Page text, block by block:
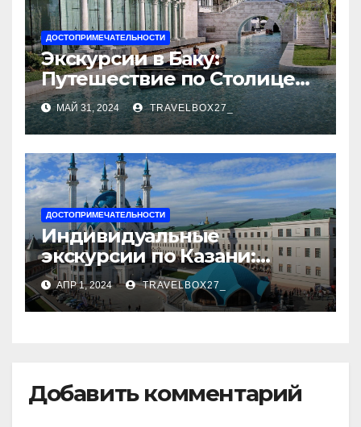
ДОСТОПРИМЕЧАТЕЛЬНОСТИ
Экскурсии в Баку:
Путешествие по Столице
Азербайджана
МАЙ 31, 2024 TRAVELBOX27_
ДОСТОПРИМЕЧАТЕЛЬНОСТИ
Индивидуальные
экскурсии по Казани:
откройте город с новой
стороны
АПР 1, 2024 TRAVELBOX27_
Добавить комментарий